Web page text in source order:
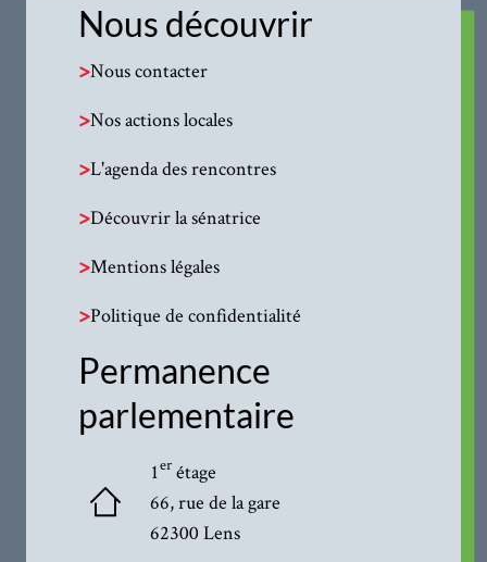
Nous découvrir
>Nous contacter
>Nos actions locales
>L'agenda des rencontres
>Découvrir la sénatrice
>Mentions légales
>Politique de confidentialité
Permanence
parlementaire
1erétage
66, rue de la gare
62300 Lens